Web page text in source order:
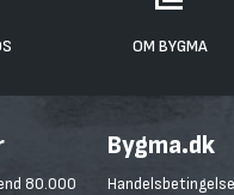
OM BYGMA
80.000
Bygma.dk